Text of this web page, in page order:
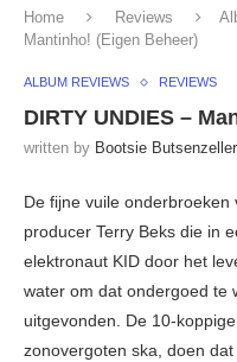
Home Reviews
Mantinho! (Eigen Beheer)
ALBUM REVIEWS REVIEWS
DIRTY UNDIES –
written by Bootsie Butsenzeller
De fijne vuile
producer Terry Beks die in
elektronaut KID door het
water om dat ondergoed te
uitgevonden. De 10-
zonovergoten ska, doen